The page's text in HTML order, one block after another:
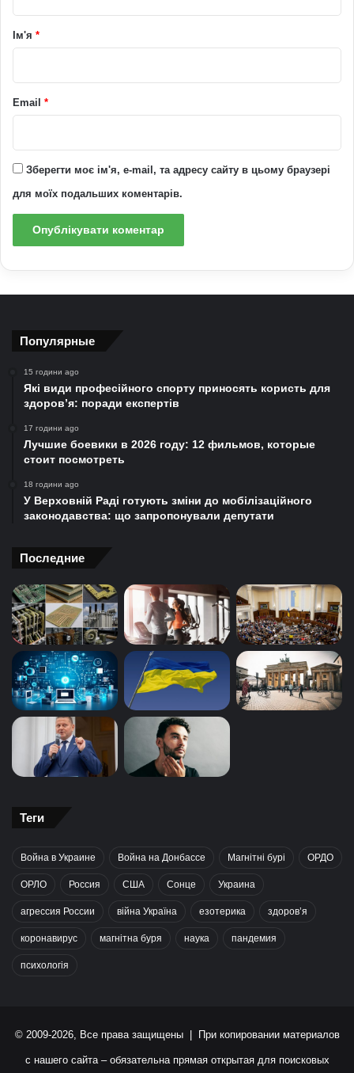
рІм'я *
Email *
Зберегти моє ім'я, e-mail, та адресу сайту в цьому браузері
для моїх подальших коментарів.
Популярные
15 години ago
Які види професійного спорту приносять користь для
здоров’я: поради експертів
17 години ago
Лучшие боевики в 2026 году: 12 фильмов, которые
стоит посмотреть
18 години ago
У Верховній Раді готують зміни до мобілізаційного
законодавства: що запропонували депутати
Последние
Теги
Война в Украине Война на Донбассе Магнітні бурі ОРДО
ОРЛО Россия США Сонце Украина
агрессия России війна Україна езотерика здоров’я
коронавирус магнітна буря наука пандемия
психологія
© 2009-2026, Все права защищены | При копировании материалов
с нашего сайта – обязательна прямая открытая для поисковых